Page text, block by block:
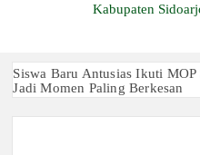
Kabupaten
Siswa Baru Antusias Ikuti
Jadi Momen Paling Berkesan